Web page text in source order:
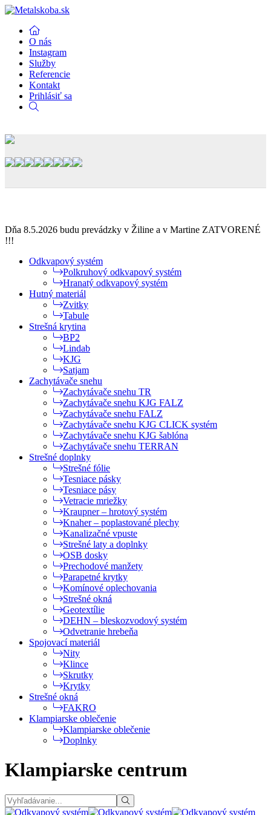
O nás
Instagram
Služby
Referencie
Kontakt
Prihlásiť sa
Dňa 8.5.2026 budu prevádzky v Žiline a v Martine ZATVORENÉ
!!!
Odkvapový systém
Polkruhový odkvapový systém
Hranatý odkvapový systém
Hutný materiál
Zvitky
Tabule
Strešná krytina
BP2
Lindab
KJG
Satjam
Zachytávače snehu
Zachytávače snehu TR
Zachytávače snehu KJG FALZ
Zachytávače snehu FALZ
Zachytávače snehu KJG CLICK systém
Zachytávače snehu KJG šablóna
Zachytávače snehu TERRAN
Strešné doplnky
Strešné fólie
Tesniace pásky
Tesniace pásy
Vetracie mriežky
Kraupner – hrotový systém
Knaher – poplastované plechy
Kanalizačné vpuste
Strešné laty a doplnky
OSB dosky
Prechodové manžety
Parapetné krytky
Komínové oplechovania
Strešné okná
Geotextílie
DEHN – bleskozvodový systém
Odvetranie hrebeňa
Spojovací materiál
Nity
Klince
Skrutky
Krytky
Strešné okná
FAKRO
Klampiarske oblečenie
Klampiarske oblečenie
Doplnky
Klampiarske centrum